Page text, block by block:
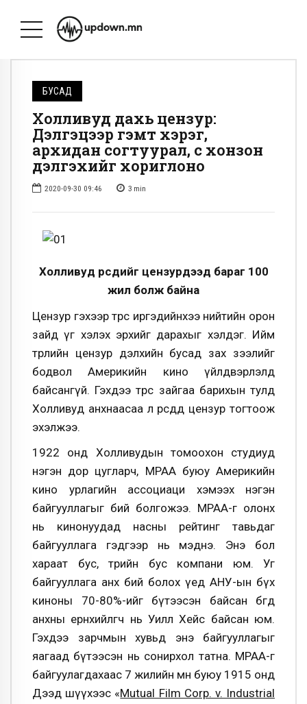
БУСАД
Холливуд дахь цензур:
Дэлгэцээр гэмт хэрэг,
архидан согтуурал, өс хонзон
дэлгэхийг хориглоно
2020-09-30 09:46 3 min
Холливуд өөрсдийгөө цензурдээд бараг 100
жил болж байна
Цензур гэхээр төрөөс иргэдийнхээ нийтийн орон
зайд үг хэлэх эрхийг дарахыг хэлдэг. Ийм
төрлийн цензур дэлхийн бусад зах зээлийг
бодвол Америкийн кино үйлдвэрлэлд
байсангүй. Гэхдээ төрөөс зайгаа барихын тулд
Холливуд анхнаасаа л өөрсдөдөө цензур тогтоож
эхэлжээ.
1922 онд Холливудын томоохон студиуд
нэгэн дор цугларч, МРАА буюу Америкийн
кино урлагийн ассоциаци хэмээх нэгэн
байгууллагыг бий болгожээ. МРАА-г олонх
нь кинонуудад насны рейтинг тавьдаг
байгууллага гэдгээр нь мэднэ. Энэ бол
хараат бус, төрийн бус компани юм. Уг
байгууллага анх бий болох үед АНУ-ын бүх
киноны 70-80%-ийг бүтээсэн байсан бөгөөд
анхны ерөнхийлөгч нь Уилл Хейс байсан юм.
Гэхдээ зарчмын хувьд энэ байгууллагыг
яагаад бүтээсэн нь сонирхол татна. МРАА-г
байгуулагдахаас 7 жилийн өмнө буюу 1915 онд
Дээд шүүхээс «Mutual Film Corp. v. Industrial